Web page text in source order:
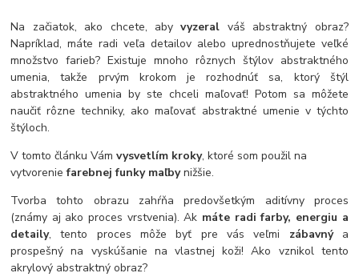
Na začiatok, ako chcete, abyvyzeral váš abstraktný obraz?
Napríklad, máte radi veľa detailov alebo uprednostňujete veľké
množstvo farieb? Existuje mnoho rôznych štýlov abstraktného
umenia, takže prvým krokom je rozhodnúť sa, ktorý štýl
abstraktného umenia by ste chceli maľovať! Potom sa môžete
naučiť rôzne techniky, ako maľovať abstraktné umenie v týchto
štýloch.
V tomto článku Vámvysvetlím kroky, ktoré som použil na
vytvoreniefarebnej funky maľbynižšie.
Tvorba tohto obrazu zahŕňa predovšetkým aditívny proces
(známy aj ako proces vrstvenia). Ak máte radi farby, energiu a
detaily, tento proces môže byť pre vás veľmi zábavnýa
prospešný na vyskúšanie na vlastnej koži!Ako vznikol tento
akrylový abstraktný obraz?